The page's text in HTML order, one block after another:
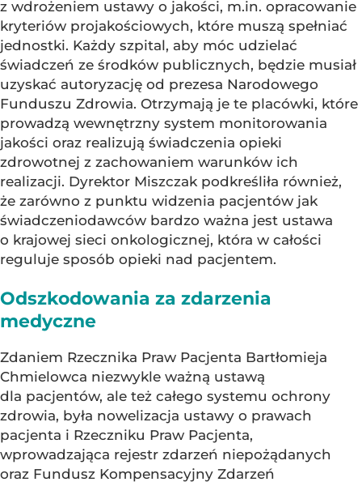
z wdrożeniem ustawy o jakości, m.in. opracowanie
kryteriów projakościowych, które muszą spełniać
jednostki. Każdy szpital, aby móc udzielać
świadczeń ze środków publicznych, będzie musiał
uzyskać autoryzację od prezesa Narodowego
Funduszu Zdrowia. Otrzymają je te placówki, które
prowadzą wewnętrzny system monitorowania
jakości oraz realizują świadczenia opieki
zdrowotnej z zachowaniem warunków ich
realizacji. Dyrektor Miszczak podkreśliła również,
że zarówno z punktu widzenia pacjentów jak
świadczeniodawców bardzo ważna jest ustawa
o krajowej sieci onkologicznej, która w całości
reguluje sposób opieki nad pacjentem.
Odszkodowania za zdarzenia
medyczne
Zdaniem Rzecznika Praw Pacjenta Bartłomieja
Chmielowca niezwykle ważną ustawą
dla pacjentów, ale też całego systemu ochrony
zdrowia, była nowelizacja ustawy o prawach
pacjenta i Rzeczniku Praw Pacjenta,
wprowadzająca rejestr zdarzeń niepożądanych
oraz Fundusz Kompensacyjny Zdarzeń